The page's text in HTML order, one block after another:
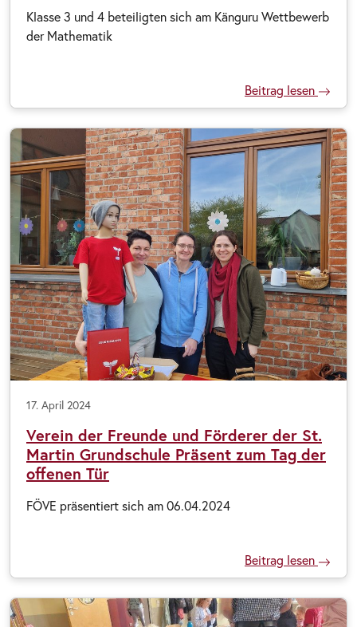
Klasse 3 und 4 beteiligten sich am Känguru Wettbewerb
der Mathematik
Beitrag lesen
17. April 2024
Verein der Freunde und Förderer der St.
Martin Grundschule Präsent zum Tag der
offenen Tür
FÖVE präsentiert sich am 06.04.2024
Beitrag lesen